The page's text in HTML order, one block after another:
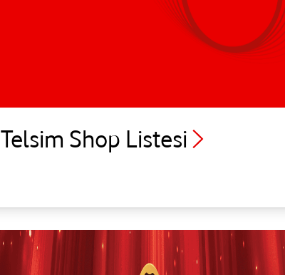
Telsim Shop Listesi